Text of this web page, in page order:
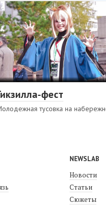
фест
тусовка на
NEWSLAB
Новости
Статьи
Сюжеты